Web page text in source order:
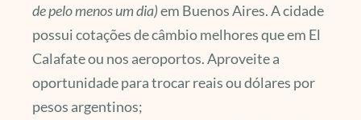
de pelo menos um dia)em Buenos Aires. A cidade
possui cotações de câmbio melhores que em El
Calafate ou nos aeroportos. Aproveite a
oportunidade para trocar reais ou dólares por
pesos argentinos;